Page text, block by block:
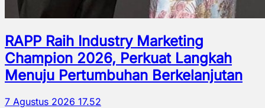
RAPP Raih Industry Marketing
Champion 2026, Perkuat Langkah
Menuju Pertumbuhan Berkelanjutan
7 Agustus 2026 17.52